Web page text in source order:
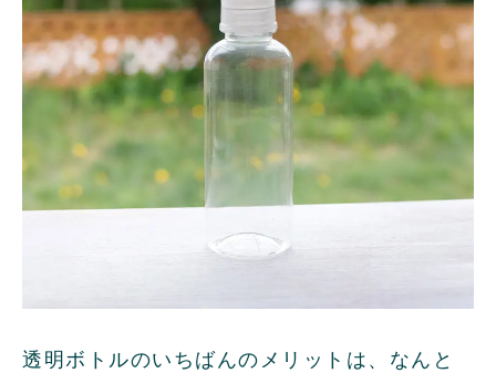
透明ボトルのいちばんのメリットは、なんと